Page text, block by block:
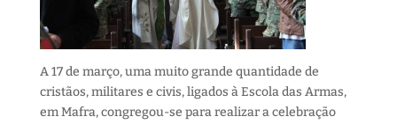
A 17 de março, uma muito grande quantidade de
cristãos, militares e civis, ligados à Escola das Armas,
em Mafra, congregou-se para realizar a celebração